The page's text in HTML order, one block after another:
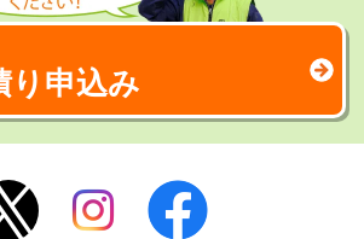
り申込み